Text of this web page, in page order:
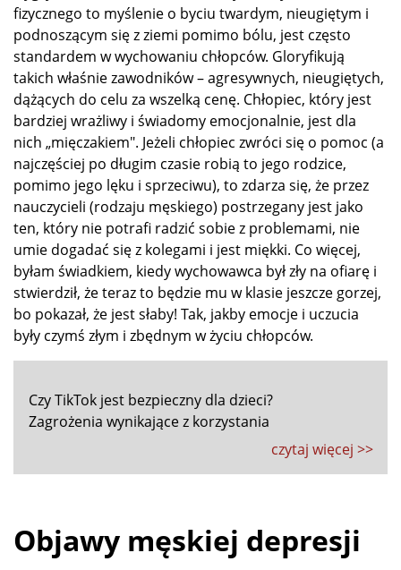
fizycznego to myślenie o byciu twardym, nieugiętym i
podnoszącym się z ziemi pomimo bólu, jest często
standardem w wychowaniu chłopców. Gloryfikują
takich właśnie zawodników – agresywnych, nieugiętych,
dążących do celu za wszelką cenę. Chłopiec, który jest
bardziej wrażliwy i świadomy emocjonalnie, jest dla
nich „mięczakiem". Jeżeli chłopiec zwróci się o pomoc (a
najczęściej po długim czasie robią to jego rodzice,
pomimo jego lęku i sprzeciwu), to zdarza się, że przez
nauczycieli (rodzaju męskiego) postrzegany jest jako
ten, który nie potrafi radzić sobie z problemami, nie
umie dogadać się z kolegami i jest miękki. Co więcej,
byłam świadkiem, kiedy wychowawca był zły na ofiarę i
stwierdził, że teraz to będzie mu w klasie jeszcze gorzej,
bo pokazał, że jest słaby! Tak, jakby emocje i uczucia
były czymś złym i zbędnym w życiu chłopców.
Czy TikTok jest bezpieczny dla dzieci?
Zagrożenia wynikające z korzystania
czytaj więcej >>
Objawy męskiej depresji